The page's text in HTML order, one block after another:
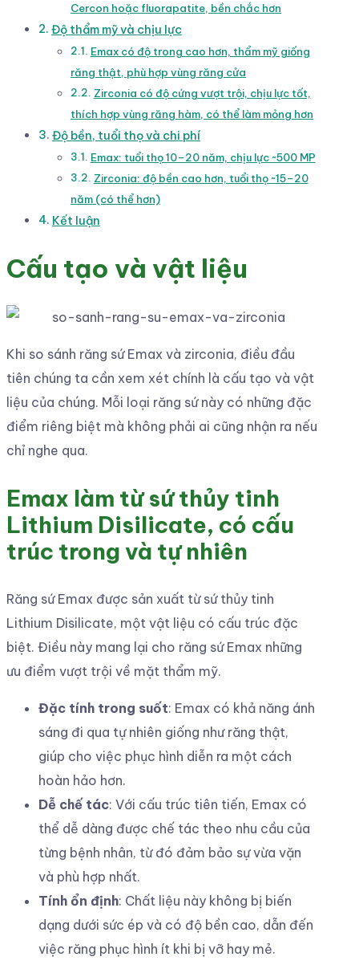
Cercon hoặc fluorapatite, bền chắc hơn
Độ thẩm mỹ và chịu lực
Emax có độ trong cao hơn, thẩm mỹ giống
răng thật, phù hợp vùng răng cửa
Zirconia có độ cứng vượt trội, chịu lực tốt,
thích hợp vùng răng hàm, có thể làm mỏng hơn
Độ bền, tuổi thọ và chi phí
Emax: tuổi thọ 10–20 năm, chịu lực ~500 MP
Zirconia: độ bền cao hơn, tuổi thọ ~15–20
năm (có thể hơn)
Kết luận
Cấu tạo và vật liệu
Khi so sánh răng sứ Emax và zirconia, điều đầu
tiên chúng ta cần xem xét chính là cấu tạo và vật
liệu của chúng. Mỗi loại răng sứ này có những đặc
điểm riêng biệt mà không phải ai cũng nhận ra nếu
chỉ nghe qua.
Emax làm từ sứ thủy tinh
Lithium Disilicate, có cấu
trúc trong và tự nhiên
Răng sứ Emax được sản xuất từ sứ thủy tinh
Lithium Disilicate, một vật liệu có cấu trúc đặc
biệt. Điều này mang lại cho răng sứ Emax những
ưu điểm vượt trội về mặt thẩm mỹ.
Đặc tính trong suốt: Emax có khả năng ánh
sáng đi qua tự nhiên giống như răng thật,
giúp cho việc phục hình diễn ra một cách
hoàn hảo hơn.
Dễ chế tác: Với cấu trúc tiên tiến, Emax có
thể dễ dàng được chế tác theo nhu cầu của
từng bệnh nhân, từ đó đảm bảo sự vừa vặn
và phù hợp nhất.
Tính ổn định: Chất liệu này không bị biến
dạng dưới sức ép và có độ bền cao, dẫn đến
việc răng phục hình ít khi bị vỡ hay mẻ.